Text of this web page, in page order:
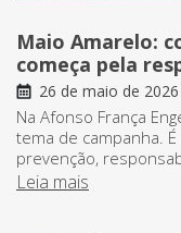
Maio Amarelo:
começa pela
26 de maio de 2026
Na Afonso França
tema de campanha.
prevenção,
Leia mais